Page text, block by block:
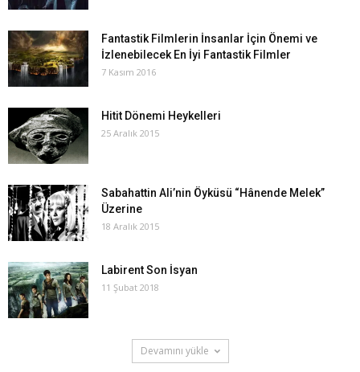
Fantastik Filmlerin İnsanlar İçin Önemi ve
İzlenebilecek En İyi Fantastik Filmler
7 Kasım 2016
Hitit Dönemi Heykelleri
25 Aralık 2015
Sabahattin Ali’nin Öyküsü “Hânende Melek”
Üzerine
18 Aralık 2015
Labirent Son İsyan
11 Şubat 2018
Devamını yükle